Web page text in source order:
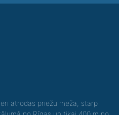
atrodas priežu mežā, starp